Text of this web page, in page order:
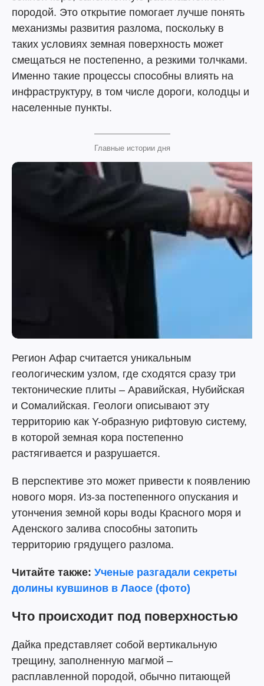
породой. Это открытие помогает лучше понять
механизмы развития разлома, поскольку в
таких условиях земная поверхность может
смещаться не постепенно, а резкими толчками.
Именно такие процессы способны влиять на
инфраструктуру, в том числе дороги, колодцы и
населенные пункты.
Главные истории дня
Регион Афар считается уникальным
геологическим узлом, где сходятся сразу три
тектонические плиты – Аравийская, Нубийская
и Сомалийская. Геологи описывают эту
территорию как Y-образную рифтовую систему,
в которой земная кора постепенно
растягивается и разрушается.
В перспективе это может привести к появлению
нового моря. Из-за постепенного опускания и
утончения земной коры воды Красного моря и
Аденского залива способны затопить
территорию грядущего разлома.
Читайте также: Ученые разгадали секреты
долины кувшинов в Лаосе (фото)
Что происходит под поверхностью
Дайка представляет собой вертикальную
трещину, заполненную магмой –
расплавленной породой, обычно питающей